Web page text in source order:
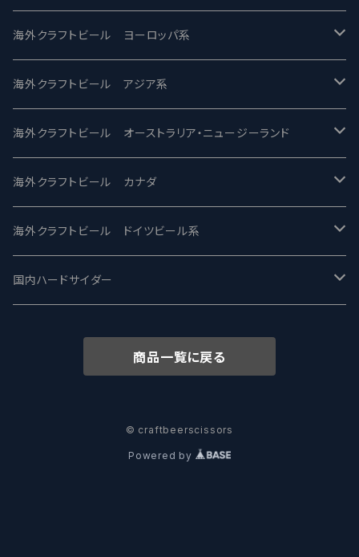
バテレ -VERTERE
2nd Story Ale Works -セカンドストーリー
ビアへるん - Beer Hearn
忽布古丹醸造 - HOP KOTAN
ワイマーケットブルーイング Y.Market Brewing
志賀高原ビール - SIGAKOGEN
箕面ビール - MINOH BEER
サンクトガーレン - Sankt Gallen
Modern Times モダンタイムズ
Maui マウイ
Toppling Goliath トップリンゴライアス
Fair State フェアステイト
Lagunitas ラグニタス
FirestoneWalker ファイアストーン
Mikkeller ミッケラー
Hop Nation ホップネーション
海外クラフトビール ヨーロッパ系
UnBarred -アンバード
SAIREN /サイレン
ワイルドチャイルド - Wilde Child
BrewDog Brewery - ブリュードッグ
The Flying Inn / ザ フライイング イン
Lambiek Fabriek - ファブリーク
海外クラフトビール アジア系
gweilo-鬼佬 グウァイロ
Heart Of Darkness - ハートオブダークネス
Carbon brews -カーボン
TAIHU - タイフー
Behemoth - ベヒーモス
海外クラフトビール オーストラリア・ニュージーランド
ROCKY RIDGE - ロッキーリッジ
BODRIGGY BREWING ボッドリッジー
CO-CONSPIRATORS コ・コンスピレーターズ
Deep Creek Brewing Co.
8 Wired エイトワイアード
海外クラフトビール カナダ
Jackie O's ジャッキーオーズ
Westbrook ウェストブルック
Strathcona ストラスコナ
ODIN BREWING オディン
海外クラフトビール ドイツビール系
Karmeliten カーメリテン
Früh フリュー
国内ハードサイダー
商品一覧に戻る
© craftbeerscissors
Powered by